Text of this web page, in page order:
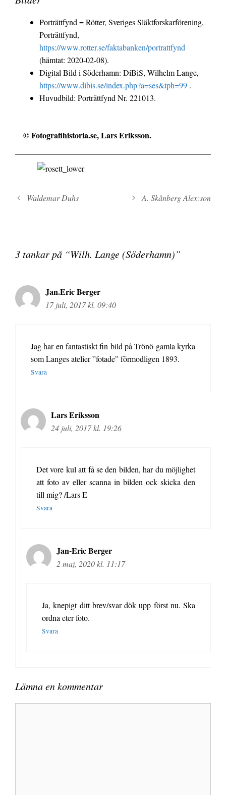
Porträttfynd = Rötter, Sveriges Släktforskarförening,
Porträttfynd,
https://www.rotter.se/faktabanken/portrattfynd
(hämtat: 2020-02-08).
Digital Bild i Söderhamn: DiBiS, Wilhelm Lange,
https://www.dibis.se/index.php?a=ses&tph=99 .
Huvudbild: Porträttfynd Nr. 221013.
© Fotografihistoria.se, Lars Eriksson.
Inläggsnavigering
Waldemar Duhs A. Skånberg Alex:son
3 tankar på “Wilh. Lange (Söderhamn)”
Jan.Eric Berger
17 juli, 2017 kl. 09:40
Jag har en fantastiskt fin bild på Trönö gamla kyrka
som Langes atelier ”fotade” förmodligen 1893.
Svara
Lars Eriksson
24 juli, 2017 kl. 19:26
Det vore kul att få se den bilden, har du möjlighet
att foto av eller scanna in bilden ock skicka den
till mig? /Lars E
Svara
Jan-Eric Berger
2 maj, 2020 kl. 11:17
Ja, knepigt ditt brev/svar dök upp först nu. Ska
ordna eter foto.
Svara
Lämna en kommentar